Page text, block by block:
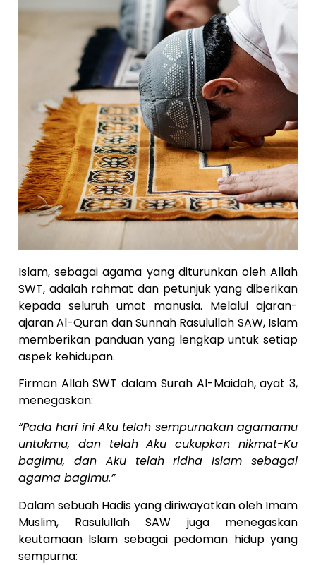
Islam, sebagai agama yang diturunkan oleh Allah
SWT, adalah rahmat dan petunjuk yang diberikan
kepada seluruh umat manusia. Melalui ajaran-
ajaran Al-Quran dan Sunnah Rasulullah SAW, Islam
memberikan panduan yang lengkap untuk setiap
aspek kehidupan.
Firman Allah SWT dalam Surah Al-Maidah, ayat 3,
menegaskan:
“Pada hari ini Aku telah sempurnakan agamamu
untukmu, dan telah Aku cukupkan nikmat-Ku
bagimu, dan Aku telah ridha Islam sebagai
agama bagimu.”
Dalam sebuah Hadis yang diriwayatkan oleh Imam
Muslim, Rasulullah SAW juga menegaskan
keutamaan Islam sebagai pedoman hidup yang
sempurna: